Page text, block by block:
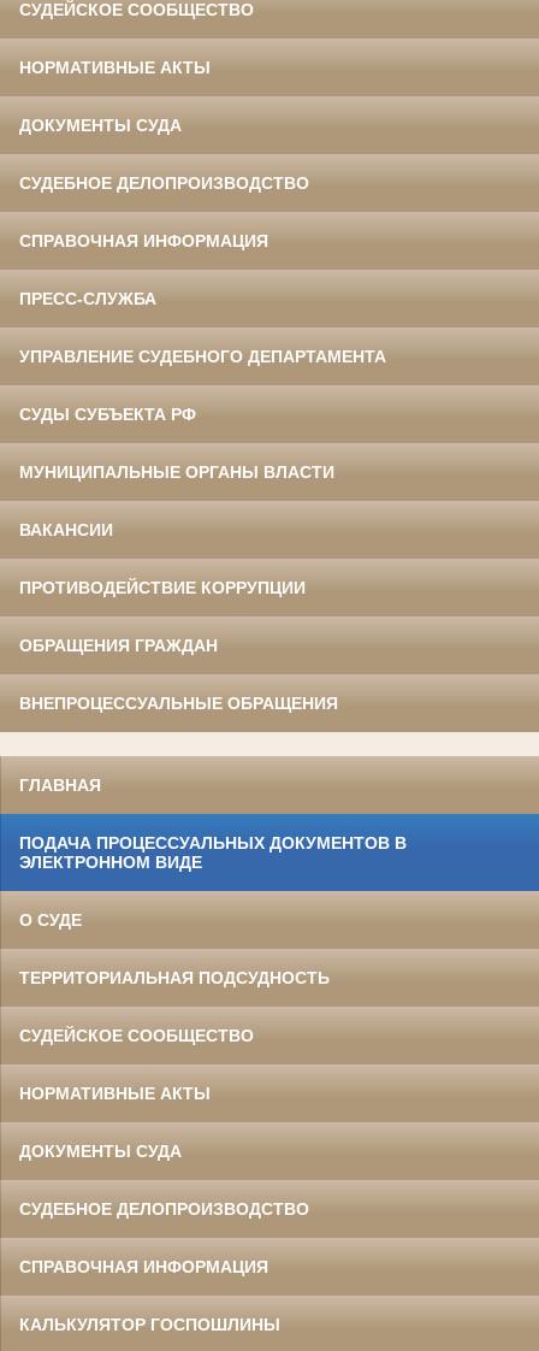
СУДЕЙСКОЕ СООБЩЕСТВО
НОРМАТИВНЫЕ АКТЫ
ДОКУМЕНТЫ СУДА
СУДЕБНОЕ ДЕЛОПРОИЗВОДСТВО
СПРАВОЧНАЯ ИНФОРМАЦИЯ
ПРЕСС-СЛУЖБА
УПРАВЛЕНИЕ СУДЕБНОГО ДЕПАРТАМЕНТА
СУДЫ СУБЪЕКТА РФ
МУНИЦИПАЛЬНЫЕ ОРГАНЫ ВЛАСТИ
ВАКАНСИИ
ПРОТИВОДЕЙСТВИЕ КОРРУПЦИИ
ОБРАЩЕНИЯ ГРАЖДАН
ВНЕПРОЦЕССУАЛЬНЫЕ ОБРАЩЕНИЯ
ГЛАВНАЯ
ПОДАЧА ПРОЦЕССУАЛЬНЫХ ДОКУМЕНТОВ В
ЭЛЕКТРОННОМ ВИДЕ
О СУДЕ
ТЕРРИТОРИАЛЬНАЯ ПОДСУДНОСТЬ
СУДЕЙСКОЕ СООБЩЕСТВО
НОРМАТИВНЫЕ АКТЫ
ДОКУМЕНТЫ СУДА
СУДЕБНОЕ ДЕЛОПРОИЗВОДСТВО
СПРАВОЧНАЯ ИНФОРМАЦИЯ
КАЛЬКУЛЯТОР ГОСПОШЛИНЫ